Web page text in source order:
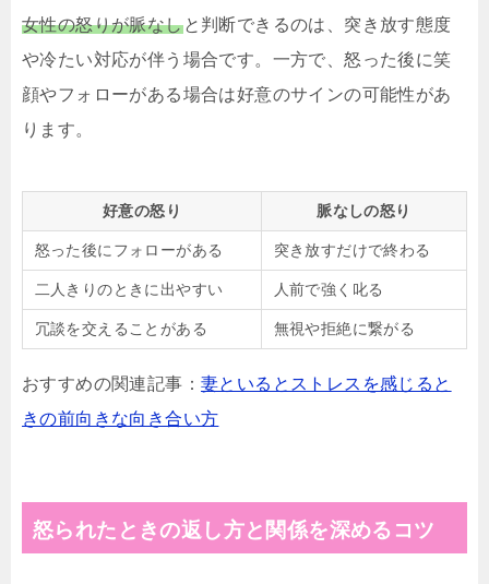
女性の怒りが脈なしと判断できるのは、突き放す態度
や冷たい対応が伴う場合です。一方で、怒った後に笑
顔やフォローがある場合は好意のサインの可能性があ
ります。
好意の怒り 脈なしの怒り
怒った後にフォローがある 突き放すだけで終わる
二人きりのときに出やすい 人前で強く叱る
冗談を交えることがある 無視や拒絶に繋がる
おすすめの関連記事： 妻といるとストレスを感じると
きの前向きな向き合い方
怒られたときの返し方と関係を深めるコツ